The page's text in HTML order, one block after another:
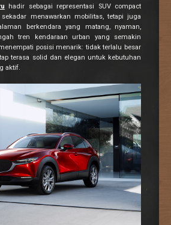
hadir sebagai representasi SUV compact
menawarkan mobilitas, tetapi juga
berkendara yang matang, nyaman,
tren kendaraan urban yang semakin
posisi menarik: tidak terlalu besar
terasa solid dan elegan untuk kebutuhan
aktif.